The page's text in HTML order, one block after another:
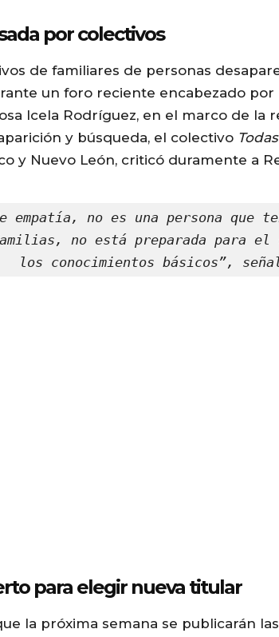
por colectivos
de familiares de personas
un foro reciente encabezado por
Icela Rodríguez, en el marco de la
y búsqueda, el colectivo
y Nuevo León, criticó duramente a
empatía, no es una persona que
no está preparada para el
los conocimientos básicos”,
para elegir nueva titular
la próxima semana se publicarán